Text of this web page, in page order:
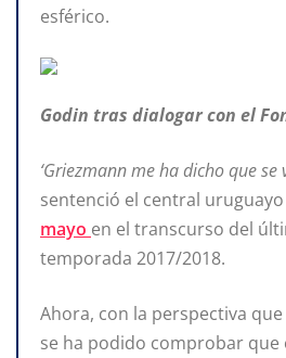
esférico.
Godin tras dialogar con el
‘Griezmann me ha dicho que se
sentenció el central
mayo en el transcurso del
temporada 2017/2018.
Ahora, con la perspectiva
se ha podido comprobar que